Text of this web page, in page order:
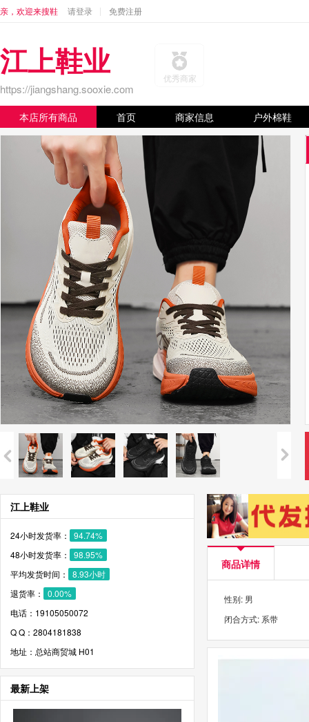
亲，欢迎来搜鞋 请登录 免费注册
江上鞋业
https://jiangshang.sooxie.com
优秀商家
本店所有商品 首页 商家信息 户外棉鞋
江上鞋业
24小时发货率：
94.74%
48小时发货率：
98.95%
平均发货时间：
8.93小时
退货率：
0.00%
电话：19105050072
Q Q：2804181838
地址：总站商贸城 H01
最新上架
商品详情
性别: 男
闭合方式: 系带